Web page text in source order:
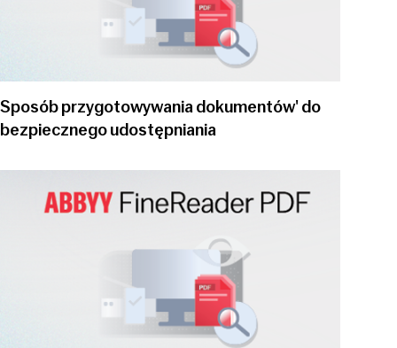
Sposób przygotowywania dokumentów' do
bezpiecznego udostępniania